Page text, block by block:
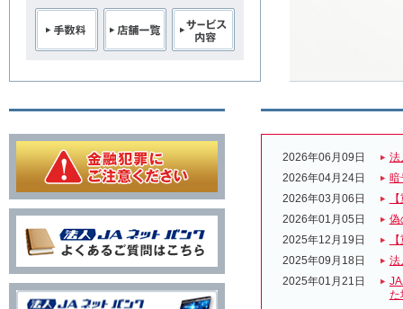
2026年06月09日
法
2026年04月24日
暗
2026年03月06日
2026年01月05日
偽
2025年12月19日
2025年09月18日
法
2025年01月21日
た